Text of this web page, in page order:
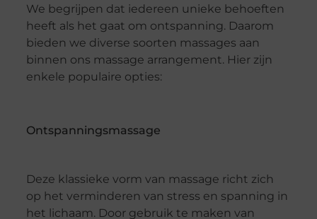
We begrijpen dat iedereen unieke behoeften
heeft als het gaat om ontspanning. Daarom
bieden we diverse soorten massages aan
binnen ons massage arrangement. Hier zijn
enkele populaire opties:
Ontspanningsmassage
Deze klassieke vorm van massage richt zich
op het verminderen van stress en spanning in
het lichaam. Door gebruik te maken van